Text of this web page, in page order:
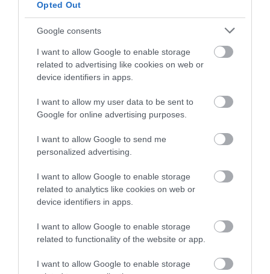
Opted Out
Google consents
I want to allow Google to enable storage
related to advertising like cookies on web or
device identifiers in apps.
I want to allow my user data to be sent to
Google for online advertising purposes.
I want to allow Google to send me
personalized advertising.
I want to allow Google to enable storage
related to analytics like cookies on web or
device identifiers in apps.
I want to allow Google to enable storage
related to functionality of the website or app.
I want to allow Google to enable storage
28.05.2022
Η Ρωσία θέλει να εξαγάγει 50 εκατ. τόνους
δημητριακών το επόμενο διάστημα
Η Ρωσία εκτιμά πως η σοδειά του 2022 θα ανέρχεται σε
20.05.2022
Ζελένσκι – Τζόνσον : Τι συζήτησαν για τις